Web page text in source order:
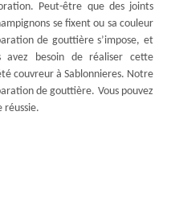
Peut-être que des joints
se fixent ou sa couleur
de gouttière s’impose, et
besoin de réaliser cette
couvreur à Sablonnieres. Notre
de gouttière. Vous pouvez
réussie.